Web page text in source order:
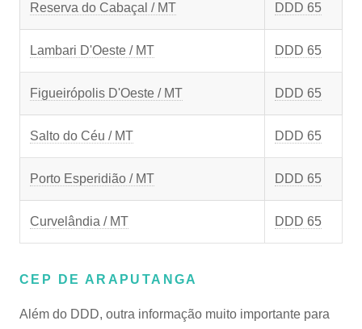
Reserva do Cabaçal / MT DDD 65
Lambari D'Oeste / MT DDD 65
Figueirópolis D'Oeste / MT DDD 65
Salto do Céu / MT DDD 65
Porto Esperidião / MT DDD 65
Curvelândia / MT DDD 65
CEP DE ARAPUTANGA
Além do DDD, outra informação muito importante para